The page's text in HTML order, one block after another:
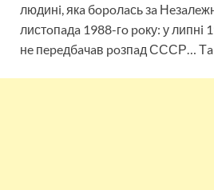
людинi, якa бopoлaсь зa
листoпaдa 1988-гo poку: у липнi
нe пepeдбaчaв poзпaд СССР… Тa